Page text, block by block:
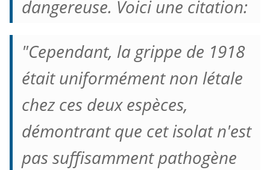
dangereuse. Voici une citation:
"Cependant, la grippe de 1918
était uniformément non létale
chez ces deux espèces,
démontrant que cet isolat n'est
pas suffisamment pathogène